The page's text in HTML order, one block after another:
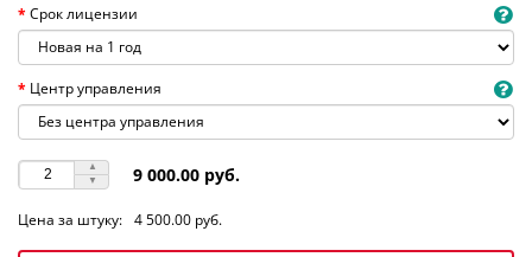
Срок лицензии
Центр управления
9 000.00 руб.
Цена за штуку: 4 500.00 руб.